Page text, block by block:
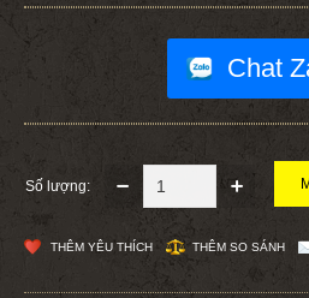
Chat
Số lượng:
THÊM YÊU THÍCH THÊM SO SÁNH